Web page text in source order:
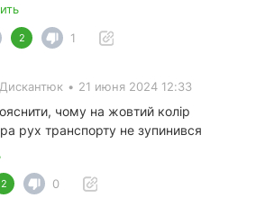
2 1
• 21 июня 2024 12:33
чому на жовтий колір
рух транспорту не зупинився
2 0